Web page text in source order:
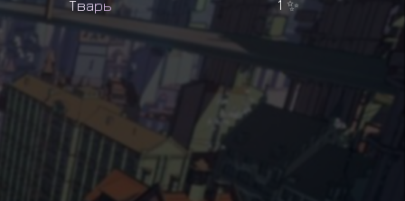
Тварь 1 ✨